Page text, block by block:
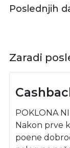
Poslednjih
Zaradi
POKLONA
Nakon prve
poene